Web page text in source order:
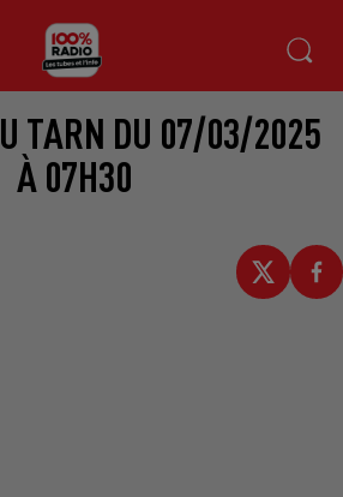
TARN DU 07/03/2025
À 07H30